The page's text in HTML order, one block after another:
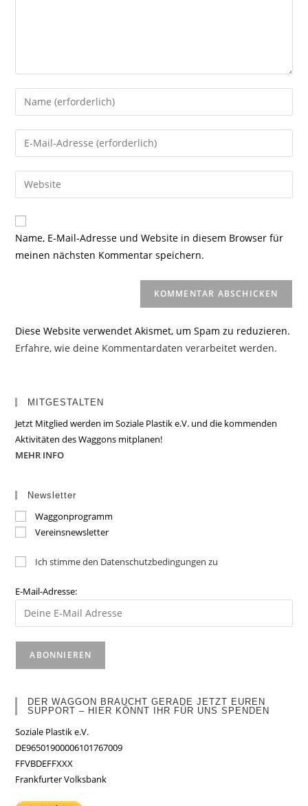
Gib
deinen
Namen
oder
zum
Kommentieren
ein
Gib
deine
E-
Mail-
zum
Kommentieren
ein
Gib
deine
Website-
URL
Name, E-Mail-Adresse und Website in diesem Browser für
meinen nächsten Kommentar speichern.
Diese Website verwendet Akismet, um Spam zu reduzieren.
Erfahre, wie deine Kommentardaten verarbeitet werden.
MITGESTALTEN
Jetzt Mitglied werden im Soziale Plastik e.V. und die kommenden
Aktivitäten des Waggons mitplanen!
MEHR INFO
Newsletter
Waggonprogramm
Vereinsnewsletter
Ich stimme den Datenschutzbedingungen zu
E-Mail-Adresse:
DER WAGGON BRAUCHT GERADE JETZT EUREN
SUPPORT – HIER KÖNNT IHR FÜR UNS SPENDEN
Soziale Plastik e.V.
DE96501900006101767009
FFVBDEFFXXX
Frankfurter Volksbank